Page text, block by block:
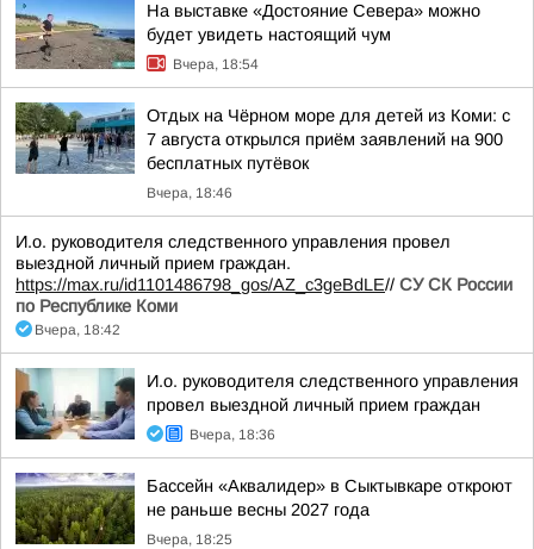
На выставке «Достояние Севера» можно
будет увидеть настоящий чум
Вчера, 18:54
Отдых на Чёрном море для детей из Коми: с
7 августа открылся приём заявлений на 900
бесплатных путёвок
Вчера, 18:46
И.о. руководителя следственного управления провел
выездной личный прием граждан.
https://max.ru/id1101486798_gos/AZ_c3geBdLE// СУ СК России
по Республике Коми
Вчера, 18:42
И.о. руководителя следственного управления
провел выездной личный прием граждан
Вчера, 18:36
Бассейн «Аквалидер» в Сыктывкаре откроют
не раньше весны 2027 года
Вчера, 18:25